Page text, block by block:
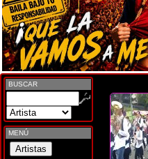
BUSCAR
MENÚ